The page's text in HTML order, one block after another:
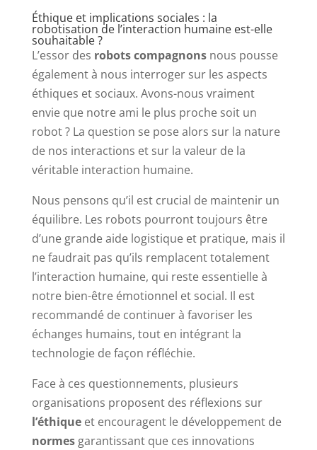
Éthique et implications sociales : la
robotisation de l’interaction humaine est-elle
souhaitable ?
L’essor des robots compagnonsnous pousse
également à nous interroger sur les aspects
éthiques et sociaux. Avons-nous vraiment
envie que notre ami le plus proche soit un
robot ? La question se pose alors sur la nature
de nos interactions et sur la valeur de la
véritable interaction humaine.
Nous pensons qu’il est crucial de maintenir un
équilibre. Les robots pourront toujours être
d’une grande aide logistique et pratique, mais il
ne faudrait pas qu’ils remplacent totalement
l’interaction humaine, qui reste essentielle à
notre bien-être émotionnel et social. Il est
recommandé de continuer à favoriser les
échanges humains, tout en intégrant la
technologie de façon réfléchie.
Face à ces questionnements, plusieurs
organisations proposent des réflexions sur
l’éthiqueet encouragent le développement de
normesgarantissant que ces innovations